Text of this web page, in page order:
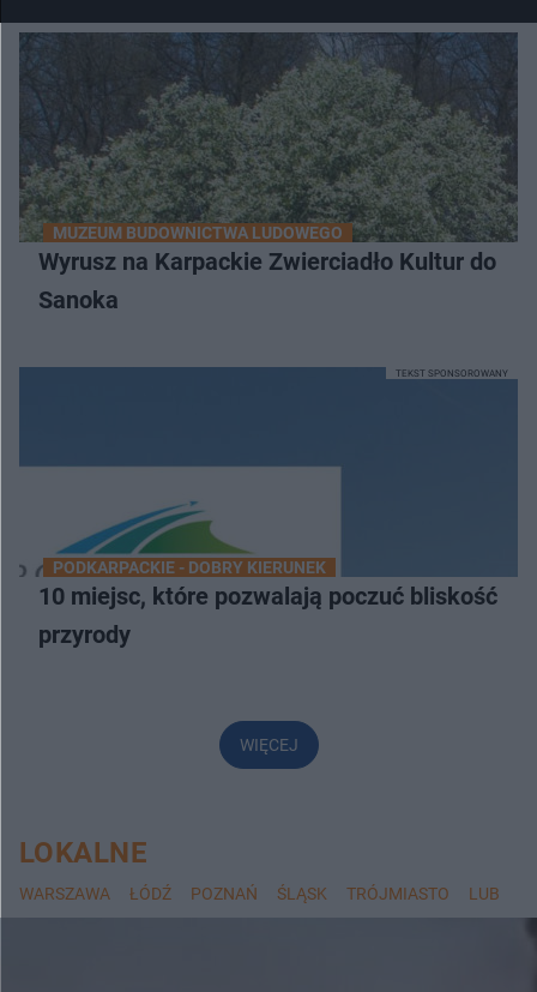
MUZEUM BUDOWNICTWA LUDOWEGO
Wyrusz na Karpackie Zwierciadło Kultur do
Sanoka
PODKARPACKIE - DOBRY KIERUNEK
10 miejsc, które pozwalają poczuć bliskość
przyrody
TEKST SPONSOROWANY
WIĘCEJ
LOKALNE
WARSZAWA ŁÓDŹ POZNAŃ ŚLĄSK TRÓJMIASTO LUBLIN